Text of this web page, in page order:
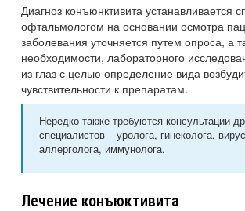
Диагноз конъюнктивита устанавливается
офтальмологом на основании осмотра
заболевания уточняется путем опроса, а
необходимости, лабораторного
из глаз с целью определение вида
чувствительности к препаратам.
Нередко также требуются консультации
специалистов – уролога, гинеколога,
аллерголога, иммунолога.
Лечение конъюктивита